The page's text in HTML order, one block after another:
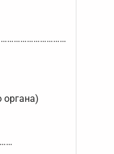
органа)